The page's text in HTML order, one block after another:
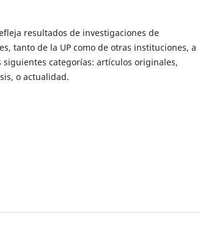
resultados de investigaciones de
tanto de la UP como de otras instituciones, a
categorías: artículos originales,
o actualidad.